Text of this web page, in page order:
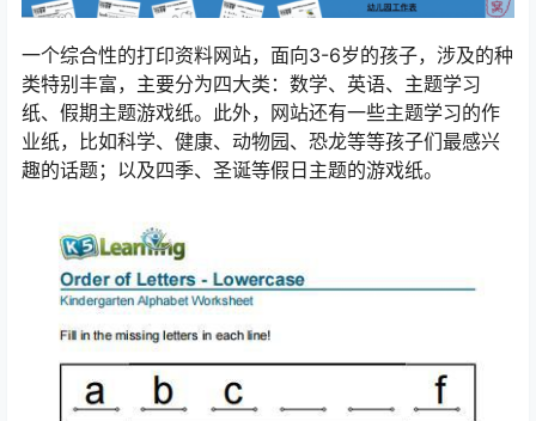
一个综合性的打印资料网站，面向3-6岁的孩子，涉及的种
类特别丰富，主要分为四大类：数学、英语、主题学习
纸、假期主题游戏纸。此外，网站还有一些主题学习的作
业纸，比如科学、健康、动物园、恐龙等等孩子们最感兴
趣的话题；以及四季、圣诞等假日主题的游戏纸。